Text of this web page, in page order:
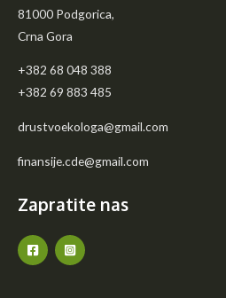
81000 Podgorica,
Crna Gora
+382 68 048 388
+382 69 883 485
drustvoekologa@gmail.com
finansije.cde@gmail.com
Zapratite nas